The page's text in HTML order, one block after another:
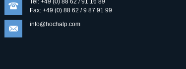
Fax: +49 (0) 88 62 / 9 87 91 99
info@hochalp.com